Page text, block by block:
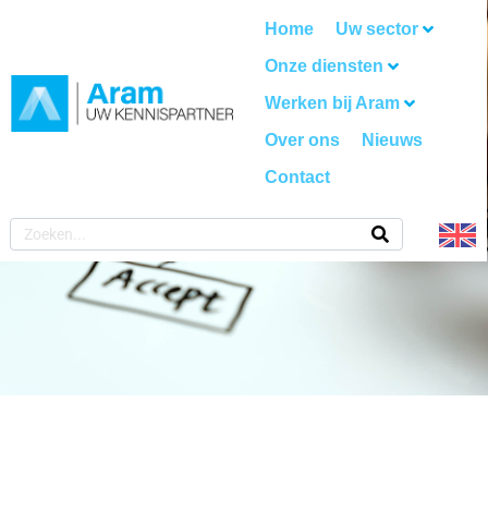
Home
Uw sector
Onze diensten
Werken bij Aram
Over ons
Nieuws
Contact
RISICOMANAGEMENT